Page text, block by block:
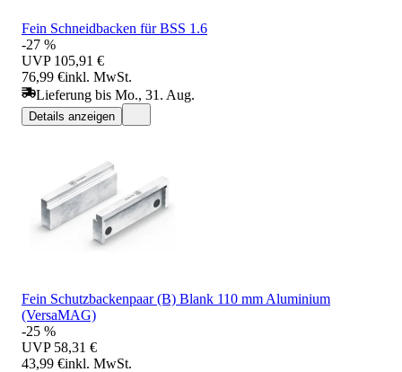
Fein Schneidbacken für BSS 1.6
-27 %
UVP 105,91 €
76,99 €inkl. MwSt.
Lieferung bis Mo., 31. Aug.
Details anzeigen
Fein Schutzbackenpaar (B) Blank 110 mm Aluminium
(VersaMAG)
-25 %
UVP 58,31 €
43,99 €inkl. MwSt.